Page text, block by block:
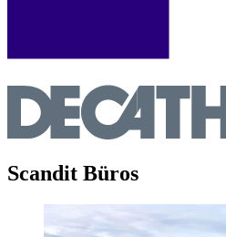
Scandit Büros